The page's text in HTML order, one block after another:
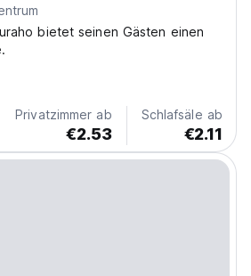
bietet seinen Gästen einen
Privatzimmer ab
€2.53
Schlafsäle ab
€2.11